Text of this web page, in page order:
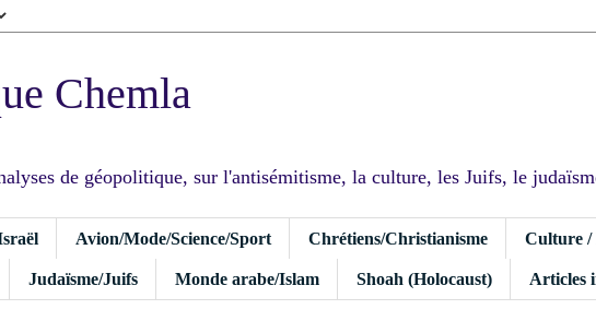
Chemla
de géopolitique, sur l'antisémitisme, la culture, les Juifs, le
Avion/Mode/Science/Sport Chrétiens/Christianisme Culture
Judaïsme/Juifs Monde arabe/Islam Shoah (Holocaust) Articles